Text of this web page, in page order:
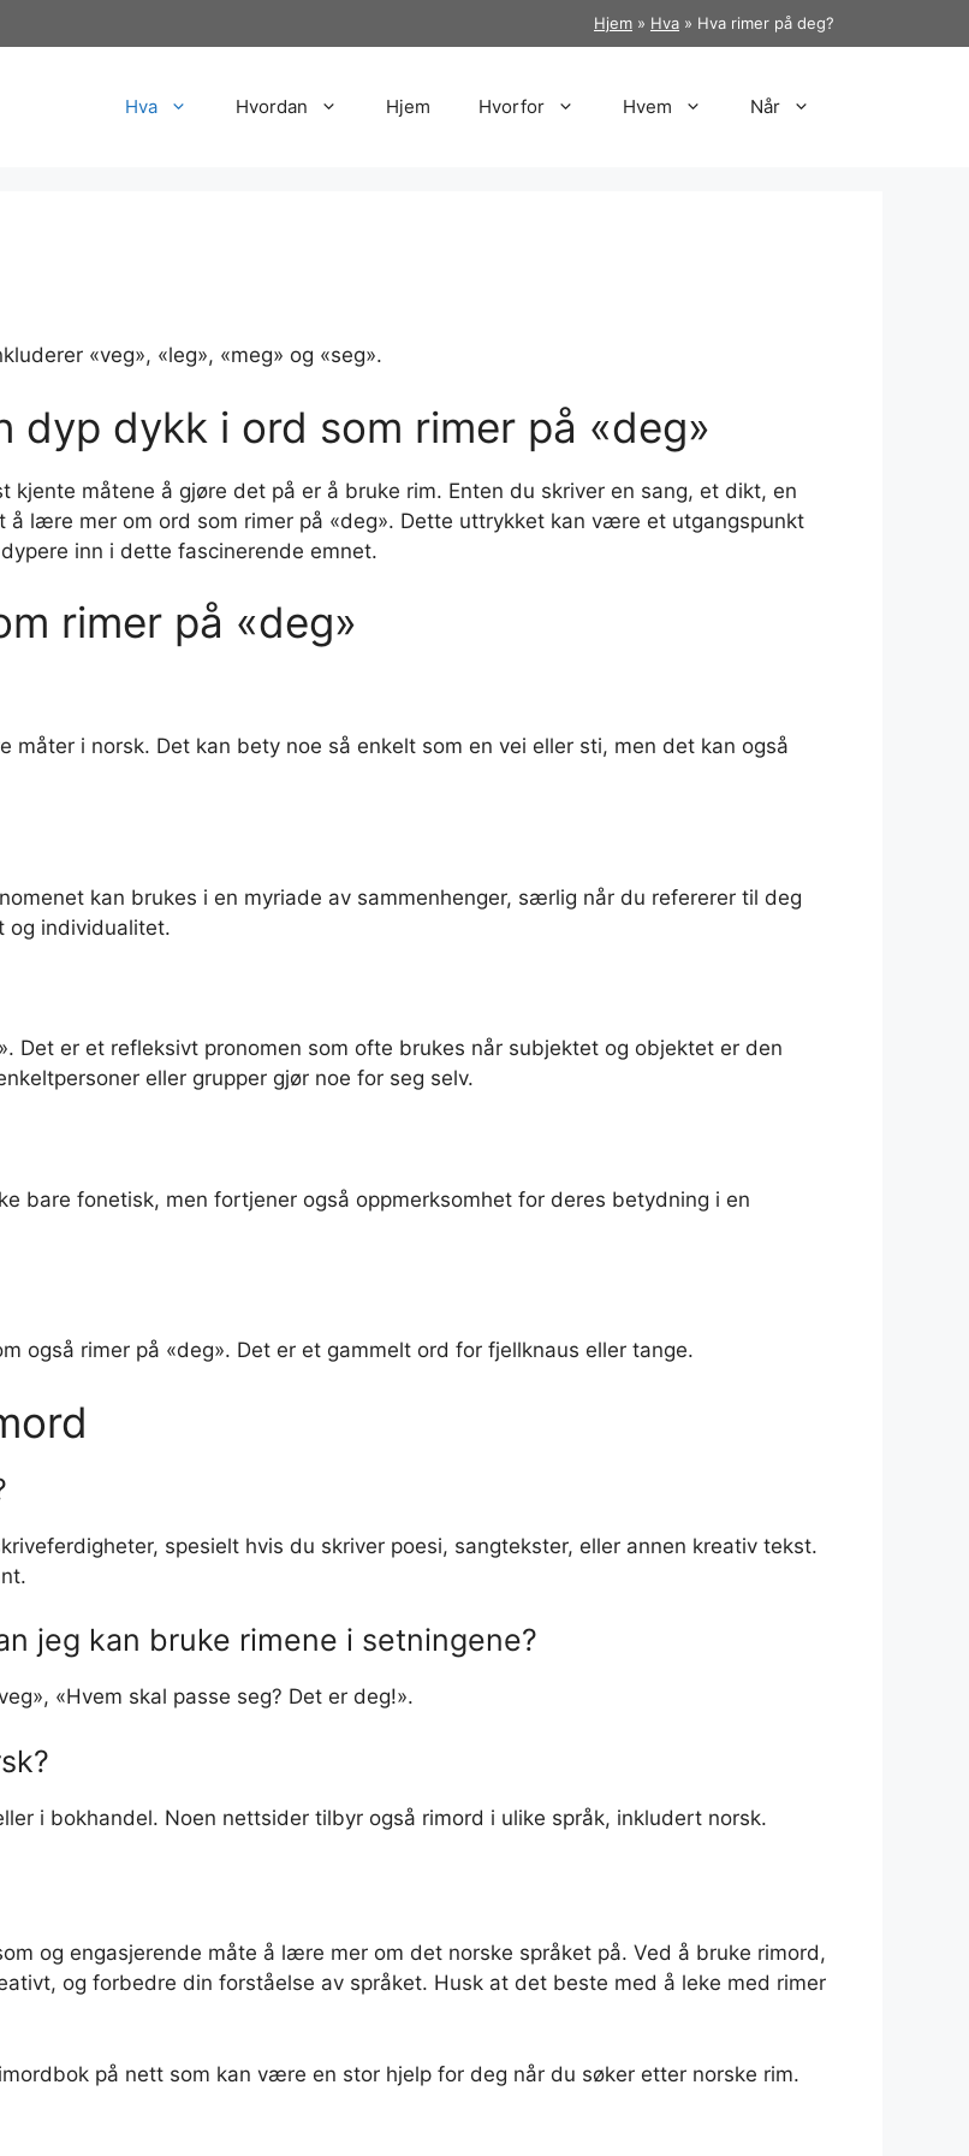
Hjem » Hva » Hva rimer på deg?
Hva Hvordan Hjem Hvorfor Hvem Når
«veg», «leg», «meg» og «seg».
dyp dykk i ord som rimer på «deg»
måtene å gjøre det på er å bruke rim. Enten du skriver en sang, et dikt, en
lære mer om ord som rimer på «deg». Dette uttrykket kan være et utgangspunkt
inn i dette fascinerende emnet.
rimer på «deg»
måter i norsk. Det kan bety noe så enkelt som en vei eller sti, men det kan også
kan brukes i en myriade av sammenhenger, særlig når du refererer til deg
og individualitet.
Det er et refleksivt pronomen som ofte brukes når subjektet og objektet er den
eller grupper gjør noe for seg selv.
bare fonetisk, men fortjener også oppmerksomhet for deres betydning i en
også rimer på «deg». Det er et gammelt ord for fjellknaus eller tange.
spesielt hvis du skriver poesi, sangtekster, eller annen kreativ tekst.
jeg kan bruke rimene i setningene?
«Hvem skal passe seg? Det er deg!».
i bokhandel. Noen nettsider tilbyr også rimord i ulike språk, inkludert norsk.
og engasjerende måte å lære mer om det norske språket på. Ved å bruke rimord,
og forbedre din forståelse av språket. Husk at det beste med å leke med rimer
på nett som kan være en stor hjelp for deg når du søker etter norske rim.